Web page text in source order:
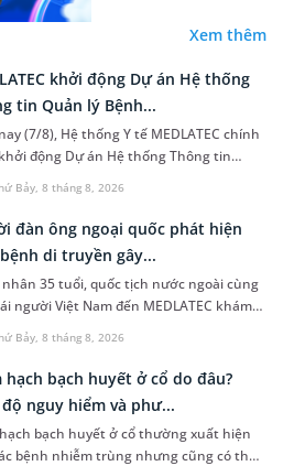
Xem thêm
Bảy, 8 tháng 8, 2026
khởi động Dự án Hệ thống
tin Quản lý Bệnh...
(7/8), Hệ thống Y tế MEDLATEC chính
động Dự án Hệ thống Thông tin
lý Bệnh viện (HIS - Hospital Information
giai đoạn mới. Dự á...
Bảy, 8 tháng 8, 2026
đàn ông ngoại quốc phát hiện
di truyền gây...
35 tuổi, quốc tịch nước ngoài cùng
người Việt Nam đến MEDLATEC khám
tiền hôn nhân. Qua thăm khám và
xét nghiệm chuyên sâu,...
hạch bạch huyết ở cổ do đâu?
nguy hiểm và phư...
bạch huyết ở cổ thường xuất hiện
bệnh nhiễm trùng nhưng cũng có thể